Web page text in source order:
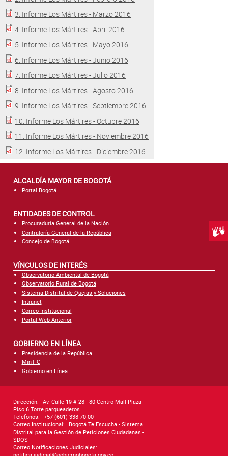
3. Informe Los Mártires - Marzo 2016
4. Informe Los Mártires - Abril 2016
5. Informe Los Mártires - Mayo 2016
6. Informe Los Mártires - Junio 2016
7. Informe Los Mártires - Julio 2016
8. Informe Los Mártires - Agosto 2016
9. Informe Los Mártires - Septiembre 2016
10. Informe Los Mártires - Octubre 2016
11. Informe Los Mártires - Noviembre 2016
12. Informe Los Mártires - Diciembre 2016
ALCALDÍA MAYOR DE BOGOTÁ
Portal Bogotá
ENTIDADES DE CONTROL
Procuraduría General de la Nación
Contraloría General de la República
Concejo de Bogotá
VÍNCULOS DE INTERÉS
Observatorio Ambiental de Bogotá
Observatorio Rural de Bogotá
Sistema Distrital de Quejas y Soluciones
Intranet
Correo Institucional
Portal Web Anterior
GOBIERNO EN LÍNEA
Presidencia de la República
MinTIC
Gobierno en Línea
Dirección: Av. Calle 19 # 28 - 80 Centro Mall Plaza
Piso 6 Torre parqueaderos
Telefonos: +57 (601) 338 70 00
Correo Institucional:
Bogotá Te Escucha - Sistema
Distrital para la Gestión de Peticiones Ciudadanas -
SDQS
Correo Notificaciones Judiciales: